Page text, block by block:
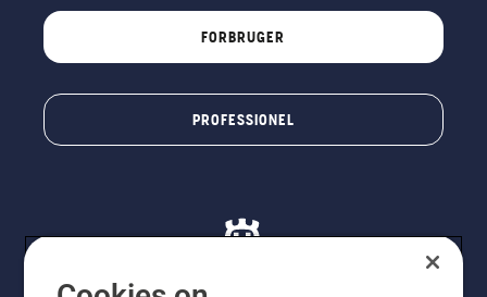
FORBRUGER
PROFESSIONEL